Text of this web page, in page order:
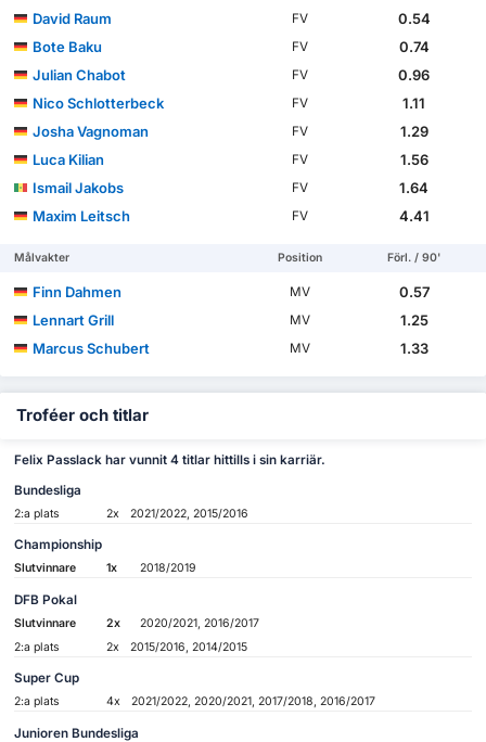
David Raum
FV
0.54
Bote Baku
FV
0.74
Julian Chabot
FV
0.96
Nico Schlotterbeck
FV
1.11
Josha Vagnoman
FV
1.29
Luca Kilian
FV
1.56
Ismail Jakobs
FV
1.64
Maxim Leitsch
FV 4.41
Målvakter Position Förl. / 90'
Finn Dahmen MV
0.57
Lennart Grill
MV
1.25
Marcus Schubert
MV 1.33
Troféer och titlar
Felix Passlack har vunnit 4 titlar hittills i sin karriär.
Bundesliga
2:a plats 2x 2021/2022, 2015/2016
Championship
Slutvinnare 1x 2018/2019
DFB Pokal
Slutvinnare 2x
2020/2021, 2016/2017
2:a plats
2x 2015/2016, 2014/2015
Super Cup
2:a plats 4x 2021/2022, 2020/2021, 2017/2018, 2016/2017
Junioren Bundesliga